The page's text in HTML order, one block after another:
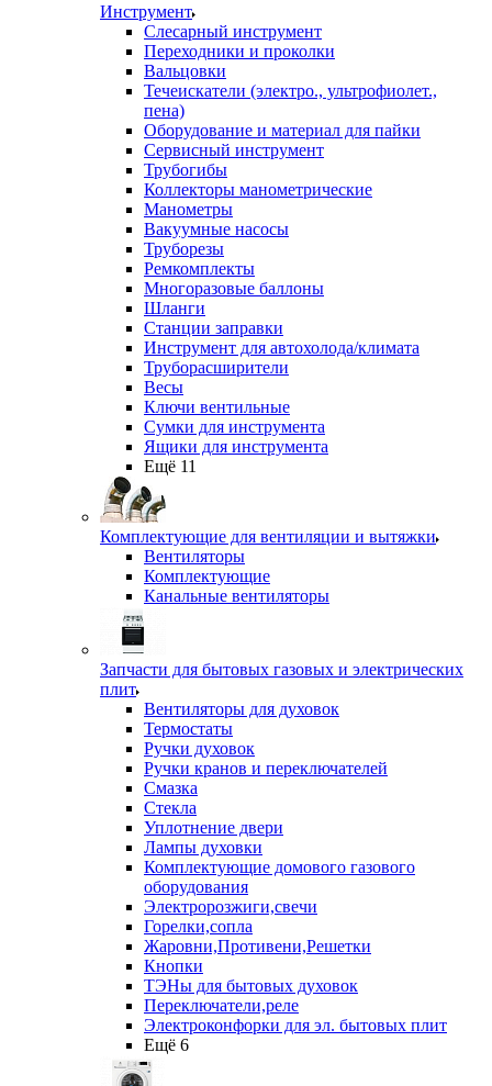
Инструмент
Слесарный инструмент
Переходники и проколки
Вальцовки
Течеискатели (электро., ультрофиолет.,
пена)
Оборудование и материал для пайки
Сервисный инструмент
Трубогибы
Коллекторы манометрические
Манометры
Вакуумные насосы
Труборезы
Ремкомплекты
Многоразовые баллоны
Шланги
Станции заправки
Инструмент для автохолода/климата
Труборасширители
Весы
Ключи вентильные
Сумки для инструмента
Ящики для инструмента
Ещё 11
Комплектующие для вентиляции и вытяжки
Вентиляторы
Комплектующие
Канальные вентиляторы
Запчасти для бытовых газовых и электрических
плит
Вентиляторы для духовок
Термостаты
Ручки духовок
Ручки кранов и переключателей
Смазка
Стекла
Уплотнение двери
Лампы духовки
Комплектующие домового газового
оборудования
Электророзжиги,свечи
Горелки,сопла
Жаровни,Противени,Решетки
Кнопки
ТЭНы для бытовых духовок
Переключатели,реле
Электроконфорки для эл. бытовых плит
Ещё 6